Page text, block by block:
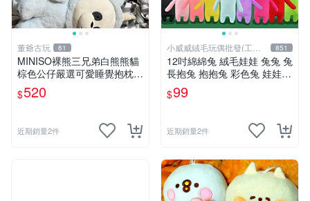
董爺古玩 61
MINISO裸熊三兄弟白熊熊貓
棕色公仔嚴選可愛睡覺抱枕玩
偶熊玩具 裸熊 玩具 公仔
$520
近期銷量2件
小威威絨毛玩偶批發(工廠
直營)
851
12吋綿綿兔 絨毛娃娃 兔兔 兔
長抱兔 抱抱兔 彩色兔 娃娃
公仔 禮品 生活雜貨
$99
近期銷量2件